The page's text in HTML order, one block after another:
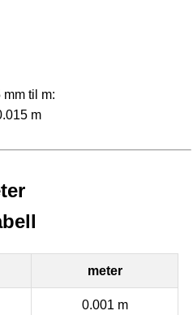
mm til m:
m
meter
0.001 m